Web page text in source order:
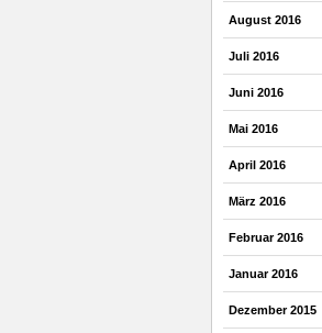
August 2016
Juli 2016
Juni 2016
Mai 2016
April 2016
März 2016
Februar 2016
Januar 2016
Dezember 2015